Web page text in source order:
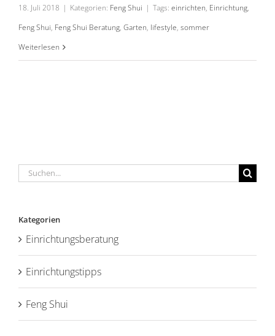
18. Juli 2018 | Kategorien: Feng Shui | Tags: einrichten, Einrichtung,
Feng Shui, Feng Shui Beratung, Garten, lifestyle, sommer
Weiterlesen
Suche
Kategorien
Einrichtungsberatung
Einrichtungstipps
Feng Shui